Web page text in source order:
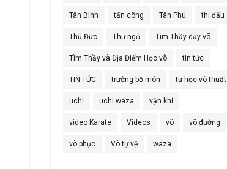
Tân Bình tấn công Tân Phú thi đấu
Thủ Đức Thư ngỏ Tìm Thầy dạy võ
Tìm Thầy và Địa Điểm Học võ tin tức
TIN TỨC trưởng bộ môn tự học võ thuật
uchi uchi waza vận khí
video Karate Videos võ võ đường
võ phục Võ tự vệ waza